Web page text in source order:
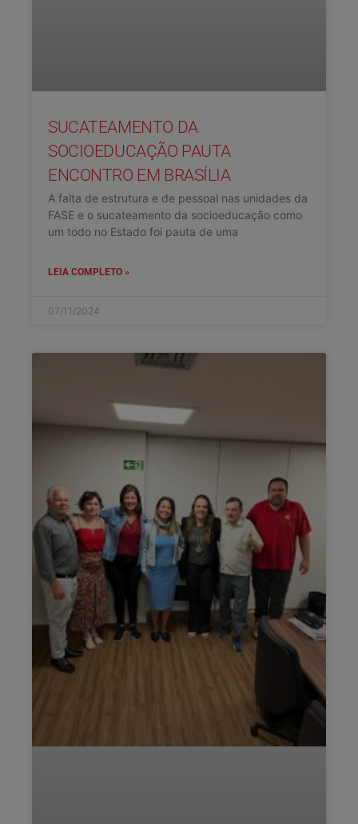
SUCATEAMENTO DA
SOCIOEDUCAÇÃO PAUTA
ENCONTRO EM BRASÍLIA
A falta de estrutura e de pessoal nas unidades da
FASE e o sucateamento da socioeducação como
um todo no Estado foi pauta de uma
LEIA COMPLETO »
07/11/2024